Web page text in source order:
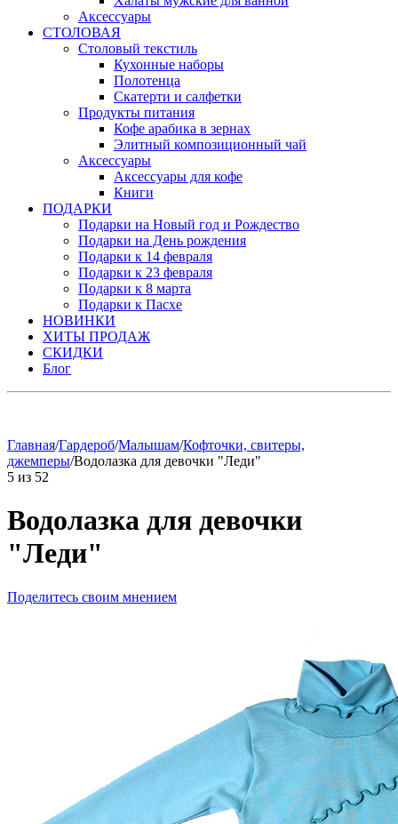
Аксессуары
СТОЛОВАЯ
Столовый текстиль
Кухонные наборы
Полотенца
Скатерти и салфетки
Продукты питания
Кофе арабика в зернах
Элитный композиционный чай
Аксессуары
Аксессуары для кофе
Книги
ПОДАРКИ
Подарки на Новый год и Рождество
Подарки на День рождения
Подарки к 14 февраля
Подарки к 23 февраля
Подарки к 8 марта
Подарки к Пасхе
НОВИНКИ
ХИТЫ ПРОДАЖ
СКИДКИ
Блог
Главная/Гардероб/Малышам/Кофточки, свитеры,
джемперы/Водолазка для девочки "Леди"
5 из 52
Водолазка для девочки
"Леди"
Поделитесь своим мнением